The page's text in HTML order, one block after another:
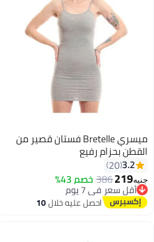
ميسري Bretelle فستان قصير من
القطن بحزام رفيع
3.2
20
جنيه219
386 خصم 43%
أقل سعر في 7 يوم
توصيل مجاني
أقل سعر في 7 يوم
احصل عليه خلال10